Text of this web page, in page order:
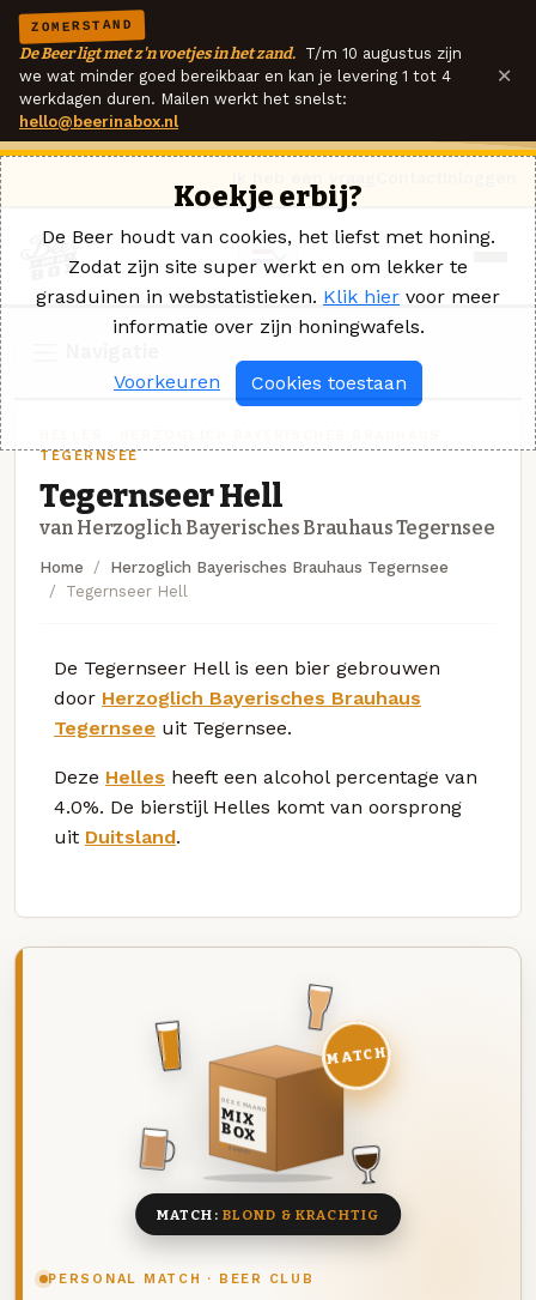
ZOMERSTAND
De Beer ligt met z'n voetjes in het zand. T/m 10 augustus zijn
we wat minder goed bereikbaar en kan je levering 1 tot 4
werkdagen duren. Mailen werkt het snelst:
hello@beerinabox.nl
×
TEGERNSEE
Tegernseer Hell
van Herzoglich Bayerisches Brauhaus Tegernsee
Home
Herzoglich Bayerisches Brauhaus Tegernsee
Tegernseer Hell
De Tegernseer Hell is een bier gebrouwen
door Herzoglich Bayerisches Brauhaus
Tegernsee uit Tegernsee.
Deze Helles heeft een alcohol percentage van
4.0%. De bierstijl Helles komt van oorsprong
uit Duitsland.
PERSONAL MATCH · BEER CLUB
DEZE MAAND
MIX
BOX
8 BIEREN
MATCH
MATCH: BLOND & KRACHTIG
Koekje erbij?
De Beer houdt van cookies, het liefst met honing.
Zodat zijn site super werkt en om lekker te
grasduinen in webstatistieken. Klik hier voor meer
informatie over zijn honingwafels.
Voorkeuren Cookies toestaan